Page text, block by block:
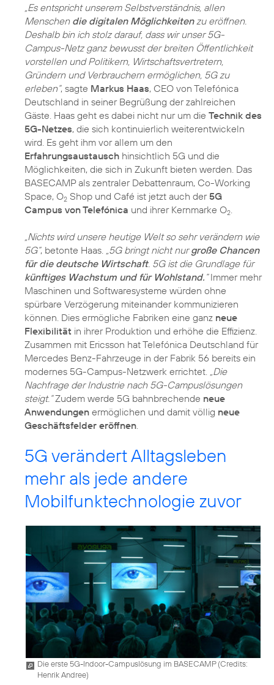
„Es entspricht unserem Selbstverständnis, allen
Menschen die digitalen Möglichkeitenzu eröffnen.
Deshalb bin ich stolz darauf, dass wir unser 5G-
Campus-Netz ganz bewusst der breiten Öffentlichkeit
vorstellen und Politikern, Wirtschaftsvertretern,
Gründern und Verbrauchern ermöglichen, 5G zu
erleben“, sagte Markus Haas, CEO von Telefónica
Deutschland in seiner Begrüßung der zahlreichen
Gäste. Haas geht es dabei nicht nur um die Technik des
5G-Netzes, die sich kontinuierlich weiterentwickeln
wird. Es geht ihm vor allem um den
Erfahrungsaustausch hinsichtlich 5G und die
Möglichkeiten, die sich in Zukunft bieten werden. Das
BASECAMP als zentraler Debattenraum, Co-Working
Space, O2 Shop und Café ist jetzt auch der5G
Campus von Telefónica und ihrer Kernmarke O2
„Nichts wird unsere heutige Welt so sehr verändern wie
5G“, betonte Haas. „5G bringt nicht nurgroße Chancen
für die deutsche Wirtschaft. 5G ist die Grundlage für
künftiges Wachstum und für Wohlstand. “Immer mehr
Maschinen und Softwaresysteme würden ohne
spürbare Verzögerung miteinander kommunizieren
können. Dies ermögliche Fabriken eine ganz neue
Flexibilität in ihrer Produktion und erhöhe die Effizienz.
Zusammen mit Ericsson hat Telefónica Deutschland für
Mercedes Benz-Fahrzeuge in der Fabrik 56 bereits ein
modernes 5G-Campus-Netzwerk errichtet.
„Die
Nachfrage der Industrie nach 5G-Campuslösungen
steigt.“Zudem werde 5G bahnbrechende neue
Anwendungen ermöglichen und damit völlig neue
Geschäftsfelder eröffnen
5G verändert Alltagsleben
mehr als jede andere
Mobilfunktechnologie zuvor
Die erste 5G-Indoor-Campuslösung im BASECAMP (Credits:
Henrik Andree)